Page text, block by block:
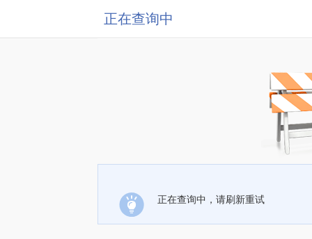
正在查询中
正在查询中，请刷新重试